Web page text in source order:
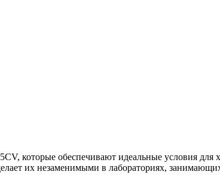
которые обеспечивают идеальные условия для
их незаменимыми в лабораториях,